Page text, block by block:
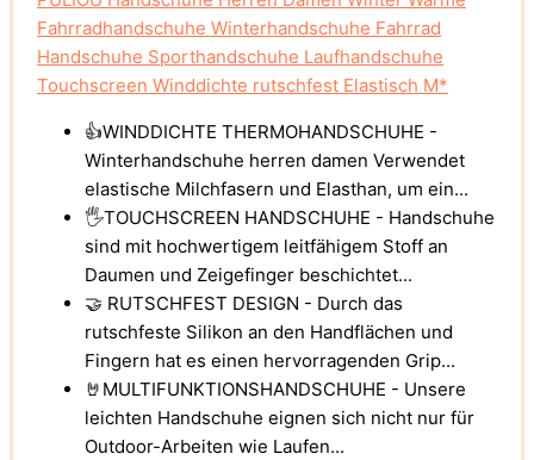
Fahrradhandschuhe Winterhandschuhe Fahrrad
Handschuhe Sporthandschuhe Laufhandschuhe
Touchscreen Winddichte rutschfest Elastisch M*
👍WINDDICHTE THERMOHANDSCHUHE -
Winterhandschuhe herren damen Verwendet
elastische Milchfasern und Elasthan, um ein...
🖐TOUCHSCREEN HANDSCHUHE - Handschuhe
sind mit hochwertigem leitfähigem Stoff an
Daumen und Zeigefinger beschichtet...
🤝 RUTSCHFEST DESIGN - Durch das
rutschfeste Silikon an den Handflächen und
Fingern hat es einen hervorragenden Grip...
🤘MULTIFUNKTIONSHANDSCHUHE - Unsere
leichten Handschuhe eignen sich nicht nur für
Outdoor-Arbeiten wie Laufen...